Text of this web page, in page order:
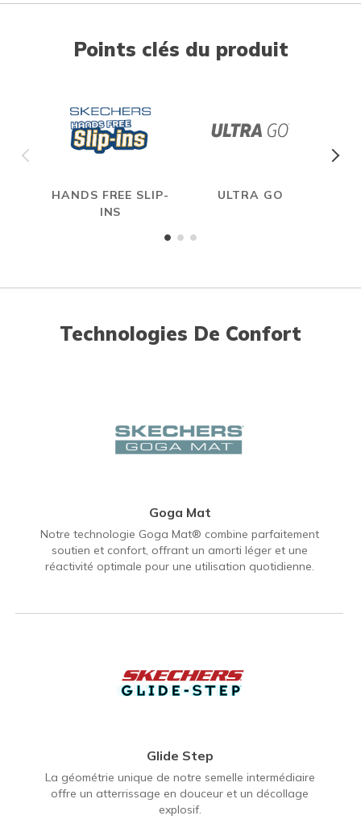
Points clés du produit
HANDS FREE SLIP-
INS
ULTRA GO
Technologies De Confort
Goga Mat
Notre technologie Goga Mat® combine parfaitement
soutien et confort, offrant un amorti léger et une
réactivité optimale pour une utilisation quotidienne.
Glide Step
La géométrie unique de notre semelle intermédiaire
offre un atterrissage en douceur et un décollage
explosif.